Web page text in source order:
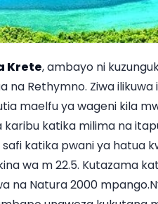
Krete, ambayo ni
Rethymno. Ziwa
maelfu ya wageni kila
katika milima na
katika pwani ya hatua
wa m 22.5. Kutazama
na Natura 2000